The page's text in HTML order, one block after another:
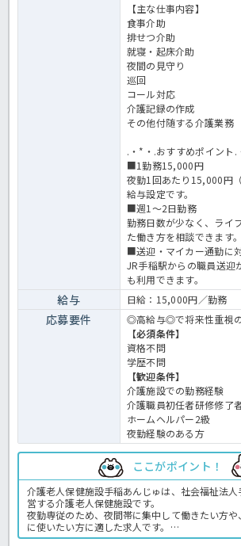
【主な仕事内容】
食事介助
排せつ介助
就寝・起床介助
夜間の見守り
巡回
コール対応
介護記録の作成
その他付随する介護業務
.・*・.おすすめポイント.
■1勤務15,000円
夜勤1回あたり15,000円
給与設定です。
■週1～2日勤務
勤務日数が少なく、ライ
た働き方を相談できます。
■送迎・マイカー通勤に
JR手稲駅からの職員送迎
も利用できます。
給与 日給：15,000円／勤務
応募要件
◎高給与◎で将来性重視
【必須条件】
資格不問
学歴不問
【歓迎条件】
介護施設での勤務経験
介護職員初任者研修修了
ホームヘルパー2級
夜勤経験のある方
ここがポイント！
介護老人保健施設手稲あんじゅは、社会福祉法
営する介護老人保健施設です。
夜勤専従のため、夜間帯に集中して働きたい方
に使いたい方に適した求人です。
JR手稲駅から職員送迎があり、無料駐車場も利